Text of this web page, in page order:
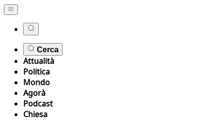
Cerca
Attualità
Politica
Mondo
Agorà
Podcast
Chiesa